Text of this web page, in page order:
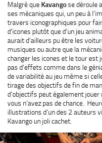
Malgré que Kavangose déroule
ses mécaniques qui, un peu à
travers iconographiques pour
d’icones plutôt que d’un jeu
aurait d’ailleurs pu être les
musiques ou autre que la
changer les icones et le tour est
pas d’effets comme dans le
de variabilité au jeu même si
tirage des objectifs de fin de
d’objectifs peut également
vous n’avez pas de chance.
illustrations d’un des 2 auteurs
Kavango un joli cachet.